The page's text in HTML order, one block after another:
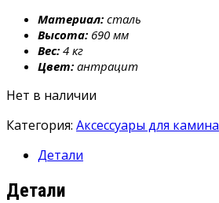
Материал: сталь
Высота: 690 мм
Вес: 4 кг
Цвет: антрацит
Нет в наличии
Категория: Аксессуары для камина
Детали
Детали